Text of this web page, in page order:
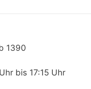
1390
bis 17:15 Uhr